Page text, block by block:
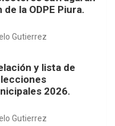
la ODPE Piura.
Gutierrez
y lista de
2026.
Gutierrez